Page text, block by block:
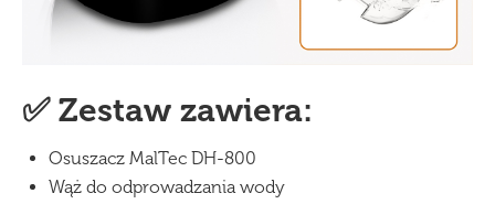
✅ Zestaw zawiera:
Osuszacz MalTec DH-800
Wąż do odprowadzania wody